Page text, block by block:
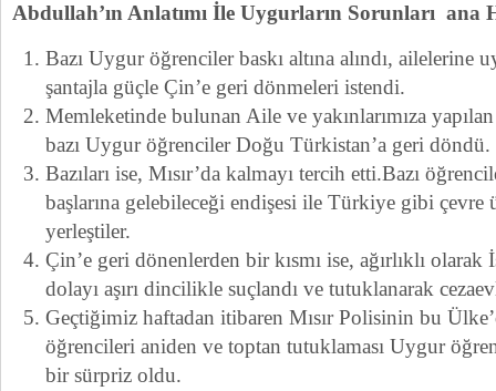
Abdullah’ın Anlatımı İle Uygurların Sorunları ana
Bazı Uygur öğrenciler baskı altına alındı, ailelerine
şantajla güçle Çin’e geri dönmeleri istendi.
Memleketinde bulunan Aile ve yakınlarımıza
bazı Uygur öğrenciler Doğu Türkistan’a geri döndü.
Bazıları ise, Mısır’da kalmayı tercih etti.Bazı
başlarına gelebileceği endişesi ile Türkiye gibi çevre
yerleştiler.
Çin’e geri dönenlerden bir kısmı ise, ağırlıklı olarak
dolayı aşırı dincilikle suçlandı ve tutuklanarak
Geçtiğimiz haftadan itibaren Mısır Polisinin bu
öğrencileri aniden ve toptan tutuklaması Uygur
bir sürpriz oldu.